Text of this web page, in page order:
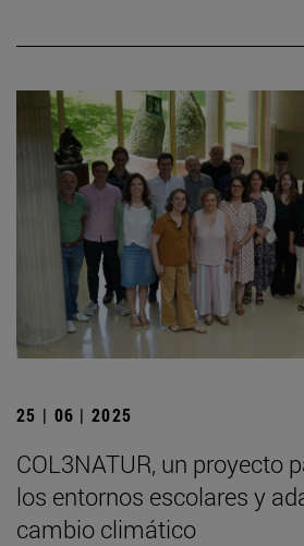
25 | 06 | 2025
COL3NATUR, un proyecto
los entornos escolares y
cambio climático